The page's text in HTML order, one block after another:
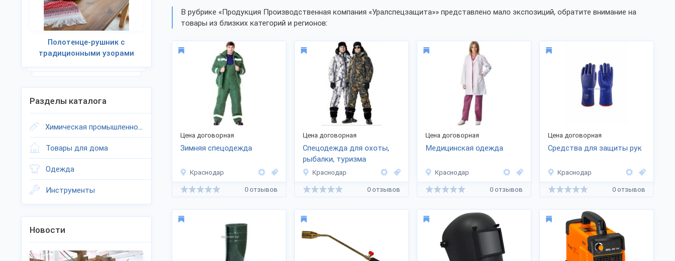
В рубрике «Продукция Производственная компания «Уралспецзащита»» представлено мало экспозиций, обратите внимание на
товары из близких категорий и регионов:
Цена договорная
Зимняя спецодежда
Краснодар
0 отзывов
Цена договорная
Спецодежда для охоты,
рыбалки, туризма
Краснодар
0 отзывов
Цена договорная
Медицинская одежда
Краснодар
0 отзывов
Цена договорная
Средства для защиты рук
Краснодар
0 отзывов
Полотенце-рушник с
традиционными узорами
Разделы каталога
Химическая промышленность
Товары для дома
Одежда
Инструменты
Новости